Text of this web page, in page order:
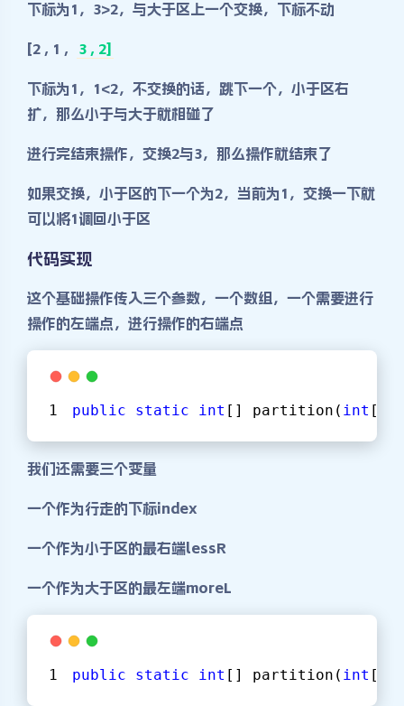
下标为1，3>2，与大于区上一个交换，下标不动
[2 , 1 , 3 , 2]
下标为1，1<2，不交换的话，跳下一个，小于区右
扩，那么小于与大于就相碰了
进行完结束操作，交换2与3，那么操作就结束了
如果交换，小于区的下一个为2，当前为1，交换一下就
可以将1调回小于区
代码实现
这个基础操作传入三个参数，一个数组，一个需要进行
操作的左端点，进行操作的右端点
public static int [] partition( int []
我们还需要三个变量
一个作为行走的下标index
一个作为小于区的最右端lessR
一个作为大于区的最左端moreL
public static int [] partition( int []